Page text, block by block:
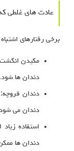
عادت‌ های غلطی
برخی رفتارهای
مکیدن
دندان‌ ها شود.
دندان‌
دندان می‌
استفاده
دندان‌ ها